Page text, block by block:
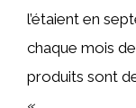
l’étaient en
chaque mois
produits sont